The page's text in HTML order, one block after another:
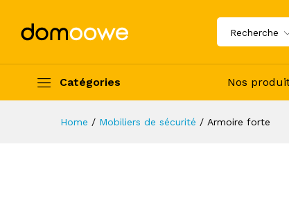
Recherche
Catégories Nos
Home / Mobiliers de sécurité / Armoire forte